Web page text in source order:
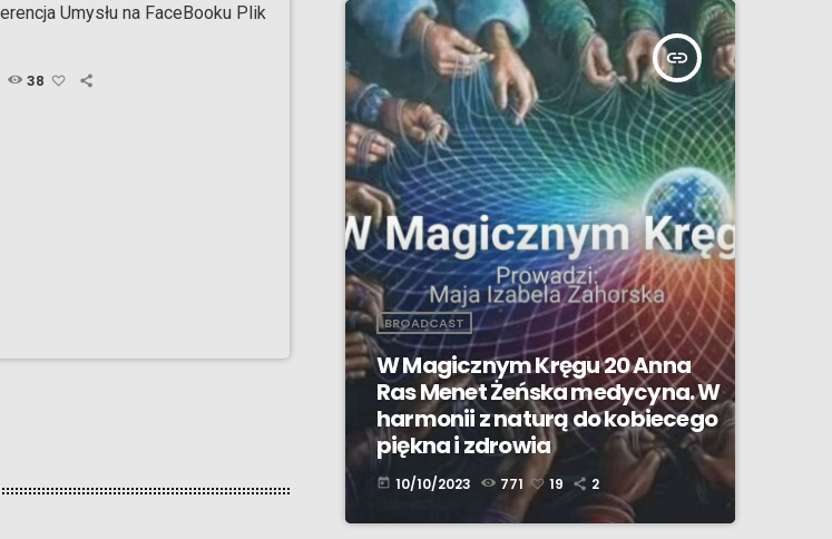
Umysłu na FaceBooku Plik
38
insert_link
BROADCAST
W Magicznym Kręgu 20 Anna
Ras Menet Żeńska medycyna. W
harmonii z naturą do kobiecego
piękna i zdrowia
today 10/10/2023 771 19 2